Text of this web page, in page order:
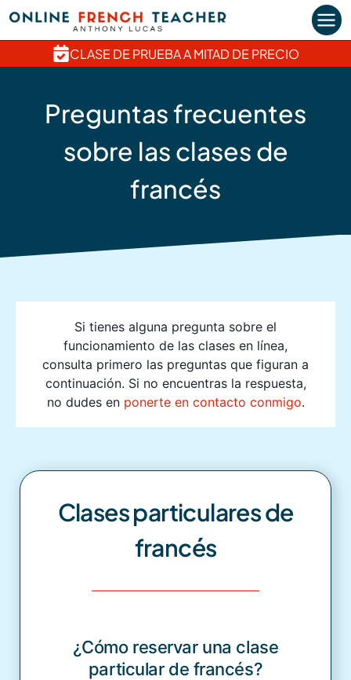
Saltar
contenido
CLASE DE PRUEBA A MITAD DE PRECIO
Preguntas frecuentes
sobre las clases de
francés
Si tienes alguna pregunta sobre el
funcionamiento de las clases en línea,
consulta primero las preguntas que figuran a
continuación. Si no encuentras la respuesta,
no dudes en ponerte en contacto conmigo.
Clases particulares de
francés
¿Cómo reservar una clase
particular de francés?